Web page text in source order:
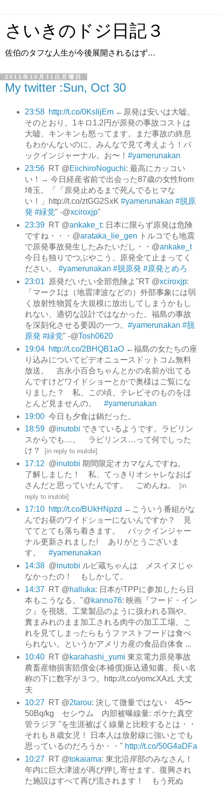
さいきのドジ日記３
佐伯のタフな人生が今後展開されるはず…
2011年10月31日月曜日
My twitter :Sun, Oct 30
23:58 http://t.co/0KsIijEm←原発は安いは大嘘。
そのとおり。1キロ1.2円が原発の事故コストは
大嘘。キンキンも怒ってます。まだ事故の終息
もわかんないのに。みんなで見て考えよう！パ
ックインジャーナル。お〜！ #yamerunakan
23:56
RT @EiichiroNoguchi: 最高にカッコい
い！→ 今日経産省前で出会った87歳の女性from
埼玉。「「原発止めるまで死んでるヒマな
い！」http://t.co/ztGG2SxK #yamerunakan #脱原
発 #緑党" -@xciroxjp"
23:39
RT @ankake_t: 日本に限らず原発は危険
ですね・・・@arataka_lie_gen トルコでも地震
で原発事故発生したみたいだし・・@ankake_t
今日も独りでつぶやこう、原発全て止まってく
ださい。 #yamerunakan #脱原発 #原発とめろ
23:01
原発だいたい全部危険よ"RT @xciroxjp:
「マーク1は（地震津波などの）外部事象には弱
く放射性物質を大規模に放出してしまうかもし
れない、適切な設計ではなかった。福島の事故
を深刻化させる要因の一つ。 #yamerunakan #脱
原発 #緑党" -@Tosh0620
19:04
http://t.co/2BHQB1aO←福島の女たちの座
り込みについてビデオニュースドットコム無料
放送。 吉永小百合ちゃんとかの名前が出てる
んですけどワイドショーとかで奥様はご覧にな
りました？ 私、この頃、テレビそのものをほ
とんど見ませんの。 #yamerunakan
19:00 今日も夕食は鍋だった。
18:59 @inutobi できているようです。ラビリン
スからでも…。 ラビリンス…って何でしった
け？
[in reply to inutobi]
17:12 @inutobi 期間限定オカマなんですね。
了解しました！ 私、てっきりオシャレなおば
さんだと思っていたんです。 ごめんね。
[in
reply to inutobi]
17:10 http://t.co/BUkHNpzd ←こういう番組がな
んでお昼のワイドショーにないんですか？ 見
ててとても落ち着きます。 パックインジャー
ナル更新されました! ありがとうございま
す。 #yamerunakan
14:38 @inutobi ルビ蔵ちゃんは メスイヌじゃ
なかったの！ もしかして。
14:37
RT @halluka: 日本がTPPに参加したら日
本もこうなる。"@kanno76: 映画『フード・イン
ク』を視聴。工業製品のように扱われる鶏や、
糞まみれのまま加工される肉牛の加工工場。こ
れを見てしまったらもうファストフードは食べ
られない。というかアメリカ産の食品自体食 ...
10:40
RT @karahashi_yumi 東京電力原発事故
農畜産物損害賠償金(本補償)振込通知書。長い名
称の下に数字が３つ。http://t.co/yomcXAzL 大丈
夫
10:27
RT @2tarou: 決して微量ではない 45〜
50Bq/kg セシウム 内部被曝線量: ボケた真空
管ラジヲ "を生涯被ばく線量と比較するとは・・
それも８歳女児！ 日本人は放射線に強いとでも
思っているのだろうか・・" http://t.co/50G4aDFa
10:27
RT @tokaiama: 東北沿岸部のみなさん！
年内に巨大津波が再び押し寄せます。復興され
た施設はすべて再び流されます！ もう死ぬ